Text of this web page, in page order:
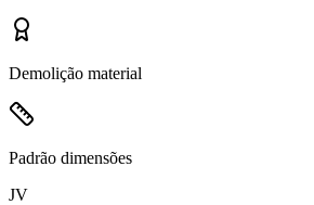
Demolição material
Padrão dimensões
JV